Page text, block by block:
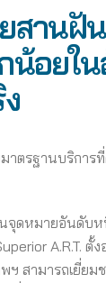
ยสานฝั
น้อยใ
ตรฐานบริการที่
ป็นจุดหมายอันดั
A.R.T. ตั้
พฯ สามารถเยี่ย